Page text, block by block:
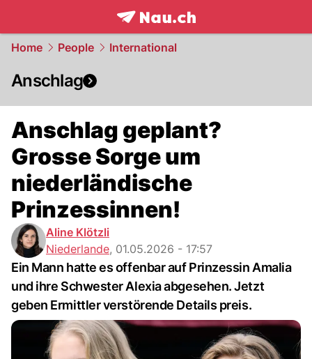
frontpage.NAU.ch
Home People International
Anschlag
Anschlag geplant?
Grosse Sorge um
niederländische
Prinzessinnen!
Aline Klötzli
Niederlande, 01.05.2026 - 17:57
Ein Mann hatte es offenbar auf Prinzessin Amalia
und ihre Schwester Alexia abgesehen. Jetzt
geben Ermittler verstörende Details preis.